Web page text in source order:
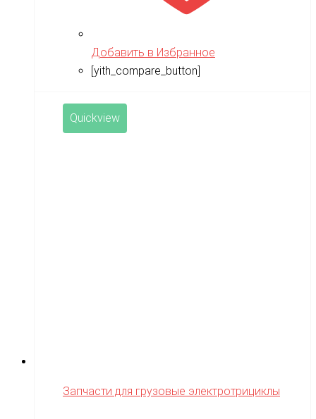
Добавить в Избранное
[yith_compare_button]
Quickview
Запчасти для грузовые электротрициклы